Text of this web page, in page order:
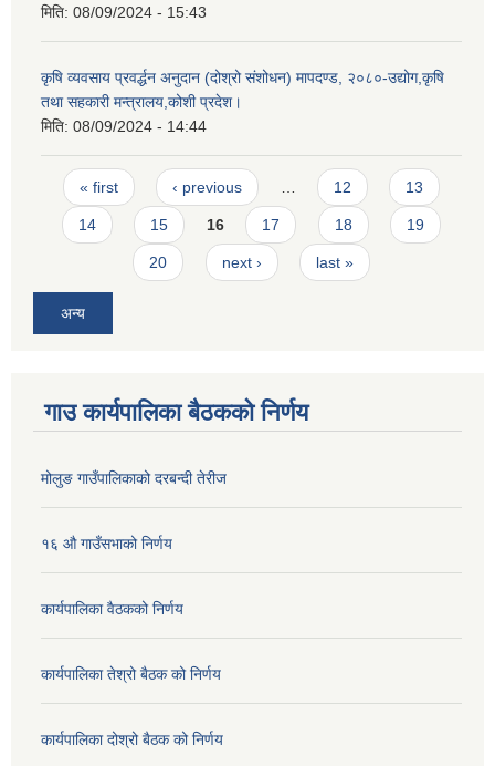
मिति: 08/09/2024 - 15:43
कृषि व्यवसाय प्रवर्द्धन अनुदान (दोश्रो संशोधन) मापदण्ड, २०८०-उद्योग,कृषि
तथा सहकारी मन्त्रालय,कोशी प्रदेश।
मिति: 08/09/2024 - 14:44
Pages
« first ‹ previous 12 13
14 15 16 17 18 19
20 next › last »
अन्य
गाउ कार्यपालिका बैठकको निर्णय
मोलुङ गाउँपालिकाको दरबन्दी तेरीज
१६ औ गाउँसभाको निर्णय
कार्यपालिका वैठकको निर्णय
कार्यपालिका तेश्रो बैठक को निर्णय
कार्यपालिका दोश्रो बैठक को निर्णय